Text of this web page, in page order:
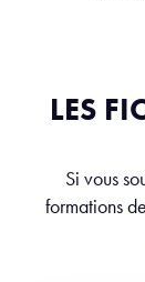
LES
Si vous
formations